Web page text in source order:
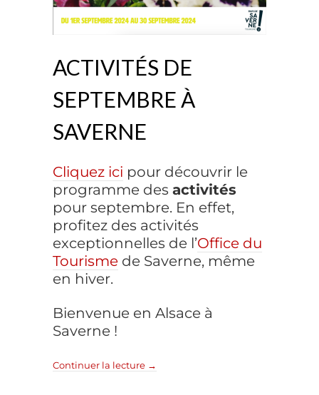
ACTIVITÉS DE
SEPTEMBRE À
SAVERNE
Cliquez ici pour découvrir le
programme des activités
pour septembre. En effet,
profitez des activités
exceptionnelles de l’Office du
Tourisme de Saverne, même
en hiver.
Bienvenue en Alsace à
Saverne !
Continuer la lecture →